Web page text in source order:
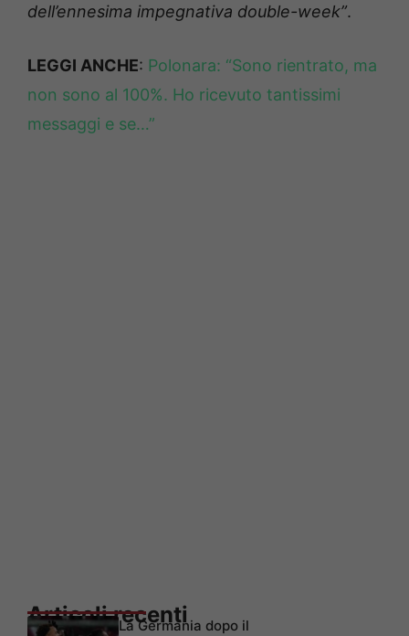
dell’ennesima impegnativa double-week”.
LEGGI ANCHE: Polonara: “Sono rientrato, ma
non sono al 100%. Ho ricevuto tantissimi
messaggi e se…”
Articoli recenti
La Germania dopo il